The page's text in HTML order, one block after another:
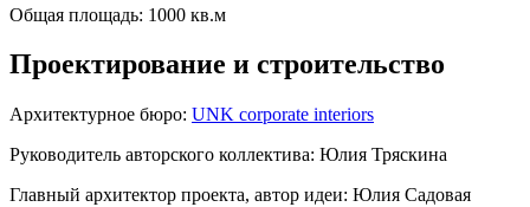
Общая площадь: 1000 кв.м
Проектирование и строительство
Архитектурное бюро: UNK corporate interiors
Руководитель авторского коллектива: Юлия Тряскина
Главный архитектор проекта, автор идеи: Юлия Садовая